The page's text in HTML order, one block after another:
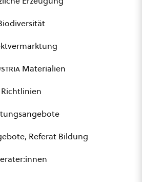
Materialien
Richtlinien
Referat Bildung